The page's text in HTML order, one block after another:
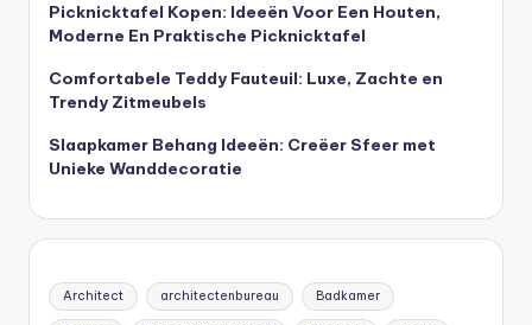
Picknicktafel Kopen: Ideeën Voor Een Houten,
Moderne En Praktische Picknicktafel
Comfortabele Teddy Fauteuil: Luxe, Zachte en
Trendy Zitmeubels
Slaapkamer Behang Ideeën: Creëer Sfeer met
Unieke Wanddecoratie
Architect architectenbureau Badkamer